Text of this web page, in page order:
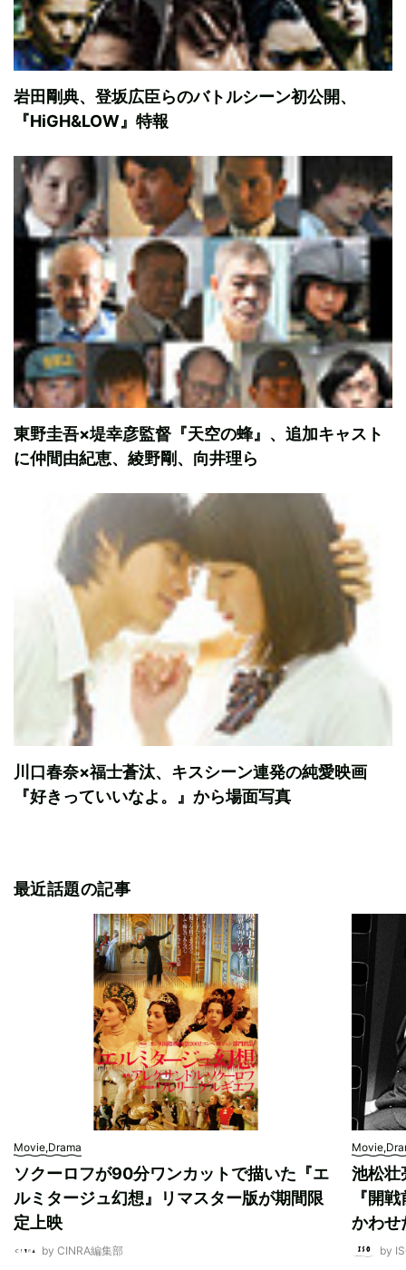
岩田剛典、登坂広臣らのバトルシーン初公開、
『HiGH&LOW』特報
東野圭吾×堤幸彦監督『天空の蜂』、追加キャスト
に仲間由紀恵、綾野剛、向井理ら
川口春奈×福士蒼汰、キスシーン連発の純愛映画
『好きっていいなよ。』から場面写真
最近話題の記事
Movie,Drama
ソクーロフが90分ワンカットで描いた『エ
ルミタージュ幻想』リマスター版が期間限
定上映
by CINRA編集部
池松壮
『開
かわせ
by